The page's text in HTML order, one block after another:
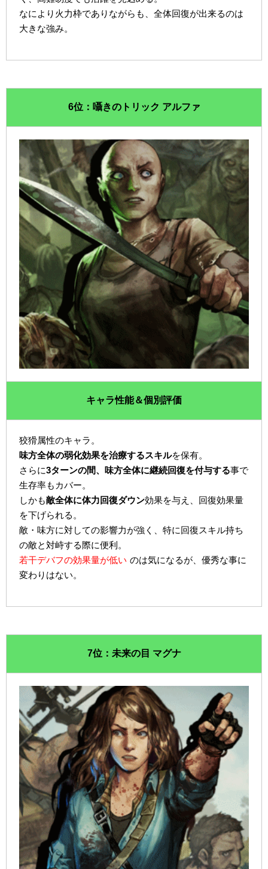
なにより火力枠でありながらも、全体回復が出来るのは
大きな強み。
6位：囁きのトリック アルファ
キャラ性能＆個別評価
狡猾属性のキャラ。
味方全体の弱化効果を治療するスキルを保有。
さらに3ターンの間、味方全体に継続回復を付与する事で
生存率もカバー。
しかも敵全体に体力回復ダウン効果を与え、回復効果量
を下げられる。
敵・味方に対しての影響力が強く、特に回復スキル持ち
の敵と対峙する際に便利。
若干デバフの効果量が低い のは気になるが、優秀な事に
変わりはない。
7位：未来の目 マグナ